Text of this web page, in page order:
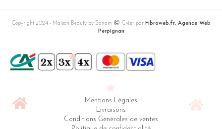
Copyright 2024 - Maison Beauty by Sanam Créer par Fibroweb.fr, Agence Web
Perpignan
Mentions Légales
Livraisons
Conditions Générales de ventes